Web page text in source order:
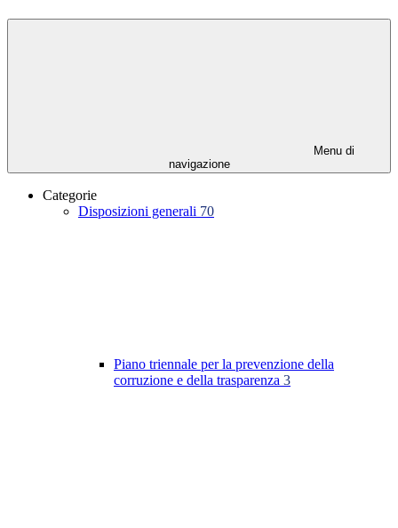
Menu di
navigazione
Categorie
Disposizioni generali 70
Piano triennale per la prevenzione della
corruzione e della trasparenza 3